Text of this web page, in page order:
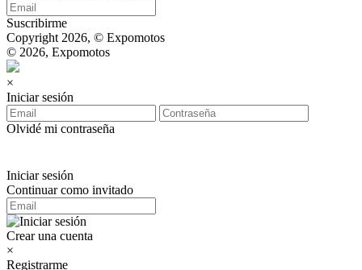
Suscribirme
Copyright 2026, © Expomotos
© 2026, Expomotos
×
Iniciar sesión
Olvidé mi contraseña
Iniciar sesión
Continuar como invitado
Crear una cuenta
×
Registrarme